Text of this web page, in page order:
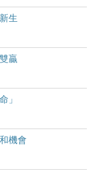
生
贏
」
機會